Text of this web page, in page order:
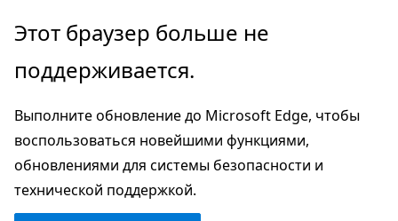
Пропустить
перейти
основному
содержимому
Этот браузер больше не
поддерживается.
Выполните обновление до Microsoft Edge, чтобы
воспользоваться новейшими функциями,
обновлениями для системы безопасности и
технической поддержкой.